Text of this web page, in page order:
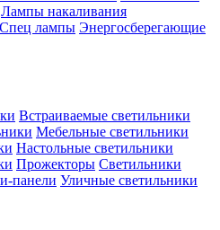
Лампы накаливания
Спец лампы Энергосберегающие
Встраиваемые светильники
Мебельные светильники
Настольные светильники
Прожекторы Светильники
панели Уличные светильники